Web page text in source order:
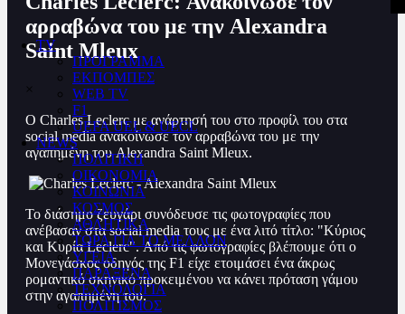
TV
ΠΡΟΓΡΑΜΜΑ
ΕΚΠΟΜΠΕΣ
WEB TV
F1
UEFA UEL & UECL
NEWS
ΠΟΛΙΤΙΚΗ
ΟΙΚΟΝΟΜΙΑ
ΚΟΙΝΩΝΙΑ
ΚΟΣΜΟΣ
ΑΘΛΗΤΙΚΑ
ΤΩΡΑ ΓΙΑ ΤΟ ΜΕΛΛΟΝ
ΥΓΕΙΑ
ΠΑΡΑΞΕΝΑ
ΤΕΧΝΟΛΟΓΙΑ
ΠΟΛΙΤΙΣΜΟΣ
αρραβώνα του με την Alexandra
Saint Mleux
×
Ο Charles Leclerc με ανάρτησή του στο προφίλ του στα
social media ανακοίνωσε τον αρραβώνα του με την
αγαπημένη του Alexandra Saint Mleux.
Το διάσημο ζευγάρι συνόδευσε τις φωτογραφίες που
ανέβασαν στα social media τους με ένα λιτό τίτλο: "Κύριος
και Κυρία Leclerc". Από τις φωτογραφίες βλέπουμε ότι ο
Μονεγάσκος οδηγός της F1 είχε ετοιμάσει ένα άκρως
ρομαντικό σκηνικό προκειμένου να κάνει πρόταση γάμου
στην αγαπημένη του.